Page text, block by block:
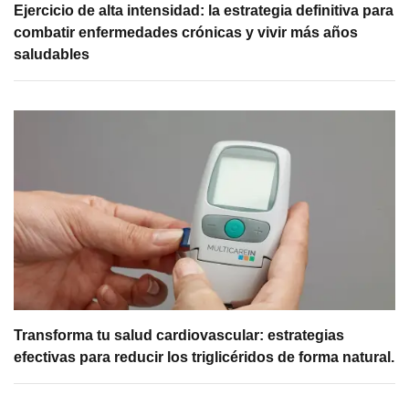
Ejercicio de alta intensidad: la estrategia definitiva para
combatir enfermedades crónicas y vivir más años
saludables
Transforma tu salud cardiovascular: estrategias
efectivas para reducir los triglicéridos de forma natural.